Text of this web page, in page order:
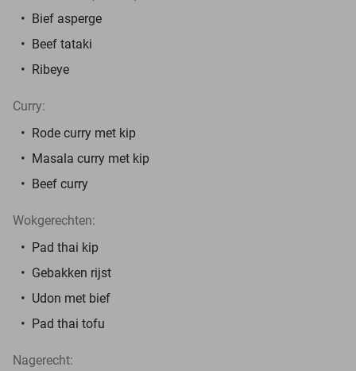
Bief asperge
Beef tataki
Ribeye
Curry:
Rode curry met kip
Masala curry met kip
Beef curry
Wokgerechten:
Pad thai kip
Gebakken rijst
Udon met bief
Pad thai tofu
Nagerecht: